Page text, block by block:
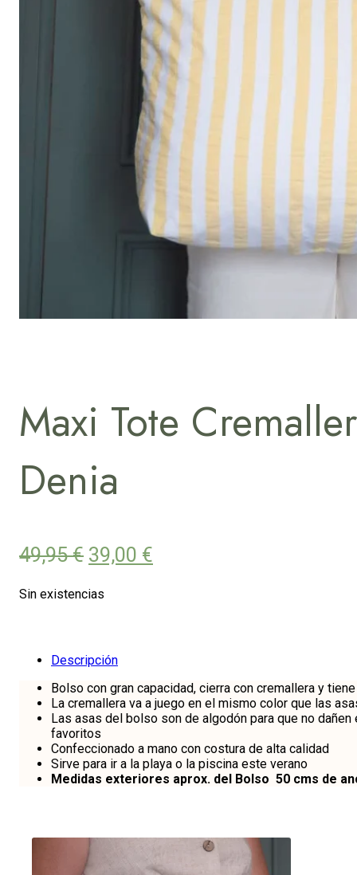
Maxi Tote
Denia
49,95€ El
original
49,95 €.
39,00 €
Sin existencias
Descripción
Bolso con gran capacidad, cierra con cremallera y
La cremallera va a juego en el mismo color que las
Las asas del bolso son de algodón para que no
favoritos
Confeccionado a mano con costura de alta calidad
Sirve para ir a la playa o la piscina este verano
Medidas exteriores aprox. del Bolso 50 cms de